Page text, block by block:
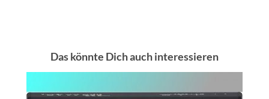
Das könnte Dich auch interessieren